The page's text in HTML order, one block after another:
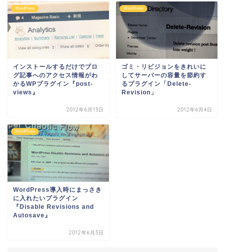
WordPress
インストールするだけでブロ
グ記事へのアクセス情報がわ
かるWPプラグイン『post-
views』
2012年6月13日
WordPress
ゴミ・リビジョンをきれいに
してサーバーの容量を節約す
るプラグイン「Delete-
Revision」
2012年6月4日
WordPress
WordPress導入時にまっさき
に入れたいプラグイン
『Disable Revisions and
Autosave』
2012年6月3日